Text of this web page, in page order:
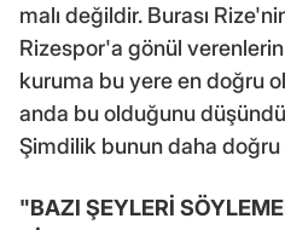
malı değildir. Burası
Rizespor'a gönül
kuruma bu yere en doğru
anda bu olduğunu
Şimdilik bunun daha
"BAZI ŞEYLERİ